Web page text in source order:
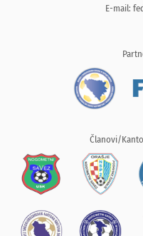
E-mail:
Članovi/